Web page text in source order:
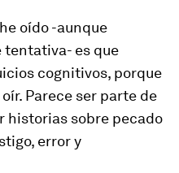
oído -aunque
tentativa- es que
cognitivos, porque
Parece ser parte de
historias sobre pecado
error y